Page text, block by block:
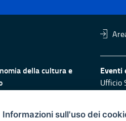
della cultura e
Starita -
Eventi
Ufficio
Press
Informazioni sull'uso dei